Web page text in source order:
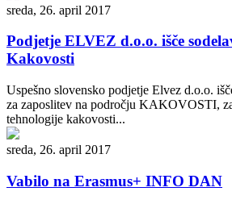
sreda, 26. april 2017
Podjetje ELVEZ d.o.o. išče
Kakovosti
Uspešno slovensko podjetje Elvez d.o.o.
za zaposlitev na področju KAKOVOSTI,
tehnologije kakovosti...
sreda, 26. april 2017
Vabilo na Erasmus+ INFO DAN